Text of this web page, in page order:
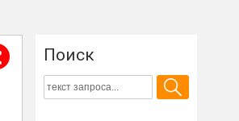
Поиск